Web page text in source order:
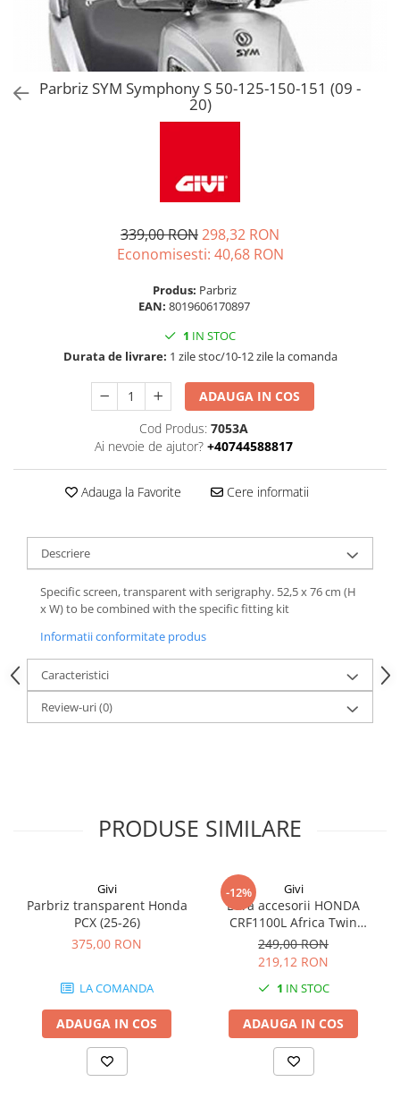
Parbriz SYM Symphony S 50-125-150-151 (09 -
20)
339,00 RON298,32 RON
Economisesti: 40,68 RON
Produs: Parbriz
EAN: 8019606170897
1 IN STOC
Durata de livrare: 1 zile stoc/10-12 zile la comanda
ADAUGA IN COS
Cod Produs: 7053A
Ai nevoie de ajutor? +40744588817
Adauga la Favorite Cere informatii
Descriere
Specific screen, transparent with serigraphy. 52,5 x 76 cm (H
x W) to be combined with the specific fitting kit
Informatii conformitate produs
Caracteristici
Review-uri(0)
PRODUSE SIMILARE
Givi
Parbriz transparent Honda
PCX (25-26)
375,00 RON
LA COMANDA
ADAUGA IN COS
-12% Givi
Bara accesorii HONDA
CRF1100L Africa Twin
Adventure Sports (20 - 23)
CRF1100L Africa Twin
Adventure Sports (24)
CRF1100L AFRICA TWIN (24)
CRF1100L Africa Twin (20 -
23)
249,00 RON
219,12 RON
1 IN STOC
ADAUGA IN COS